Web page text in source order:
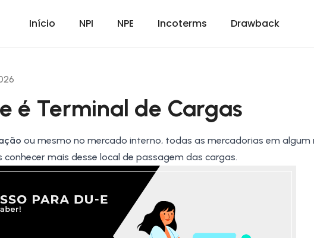
Início NPI NPE Incoterms Drawback
é Terminal de Cargas
ou mesmo no mercado interno, todas as mercadorias em
mais desse local de passagem das cargas.